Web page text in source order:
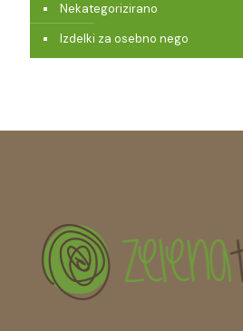
Nekategorizirano
Izdelki za osebno nego